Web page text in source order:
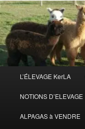
principal
L’ÉLEVAGE KerLA
NOTIONS D’ELEVAGE
ALPAGAS à VENDRE